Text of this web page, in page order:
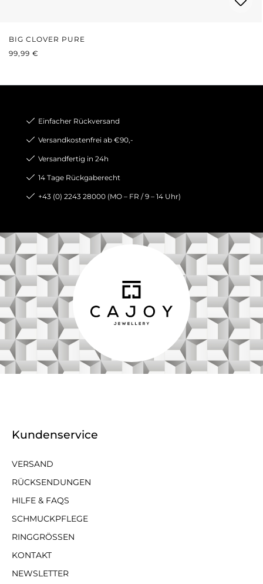
BIG CLOVER PURE
REGULÄRER PREIS:
99,99 €
Einfacher Rückversand
Versandkostenfrei ab €90,-
Versandfertig in 24h
14 Tage Rückgaberecht
+43 (0) 2243 28000 (MO – FR / 9 – 14 Uhr)
Kundenservice
VERSAND
RÜCKSENDUNGEN
HILFE & FAQS
SCHMUCKPFLEGE
RINGGRÖSSEN
KONTAKT
NEWSLETTER